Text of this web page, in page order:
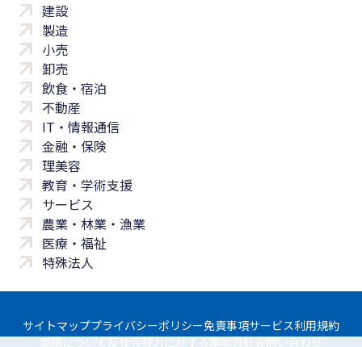
建設
製造
小売
卸売
飲食・宿泊
不動産
IT・情報通信
金融・保険
理美容
教育・学術支援
サービス
農業・林業・漁業
医療・福祉
特殊法人
サイトマッププライバシーポリシー免責事項サービス利用規約
商標について 反社会勢力に対する基本方針 お問い合わせ